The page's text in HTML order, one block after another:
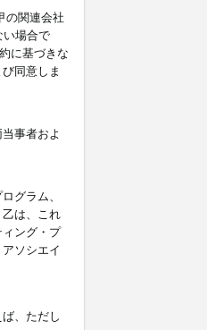
の関連会社
い場合で
に基づきな
同意しま
事者およ
グラム、
乙は、これ
ング・プ
ソシエイ
、ただし